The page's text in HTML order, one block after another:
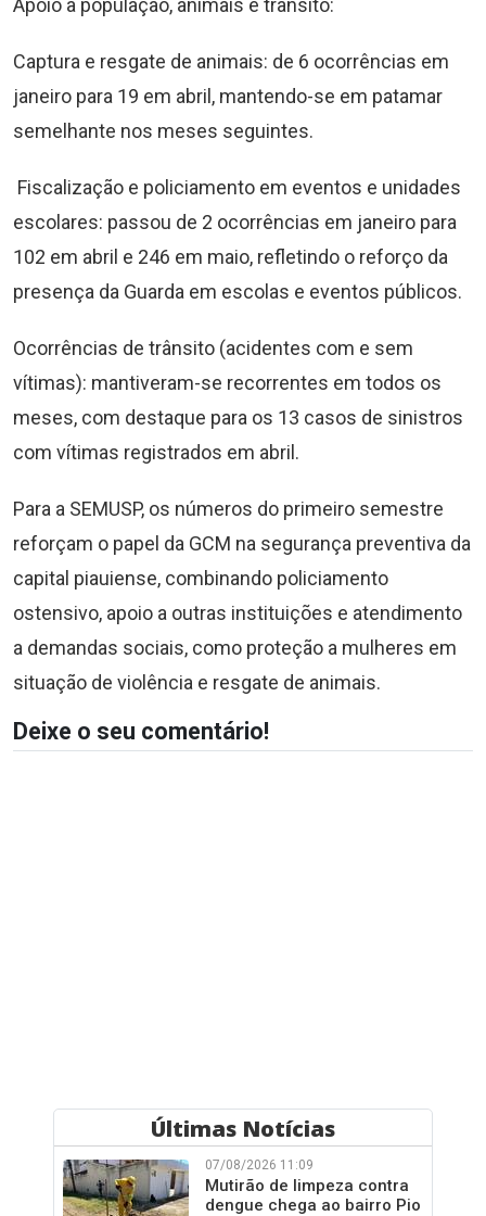
Captura e resgate de animais: de 6 ocorrências em
janeiro para 19 em abril, mantendo-se em patamar
semelhante nos meses seguintes.
Fiscalização e policiamento em eventos e unidades
escolares: passou de 2 ocorrências em janeiro para
102 em abril e 246 em maio, refletindo o reforço da
presença da Guarda em escolas e eventos públicos.
Ocorrências de trânsito (acidentes com e sem
vítimas): mantiveram-se recorrentes em todos os
meses, com destaque para os 13 casos de sinistros
com vítimas registrados em abril.
Para a SEMUSP, os números do primeiro semestre
reforçam o papel da GCM na segurança preventiva da
capital piauiense, combinando policiamento
ostensivo, apoio a outras instituições e atendimento
a demandas sociais, como proteção a mulheres em
situação de violência e resgate de animais.
Deixe o seu comentário!
Últimas Notícias
07/08/2026 11:09
Mutirão de limpeza contra
dengue chega ao bairro Pio